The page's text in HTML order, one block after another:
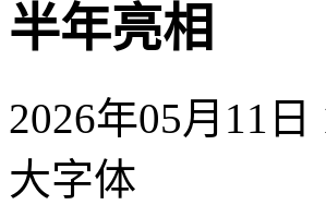
半年亮相
2026年05月11
大字体